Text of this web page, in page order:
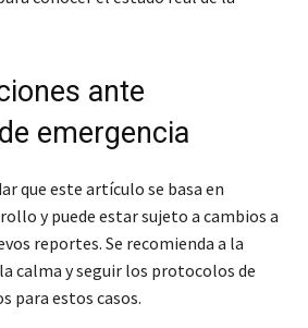
ante
emergencia
que este artículo se basa en
y puede estar sujeto a cambios a
reportes. Se recomienda a la
calma y seguir los protocolos de
para estos casos.